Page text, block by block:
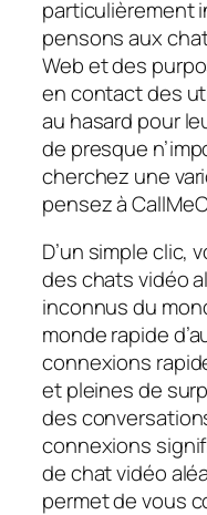
particulièrement
pensons aux
Web et des
en contact des
au hasard pour
de presque
cherchez une
pensez à
D’un simple clic,
des chats vidéo
inconnus du
monde rapide
connexions
et pleines de
des
connexions
de chat vidéo
permet de vous